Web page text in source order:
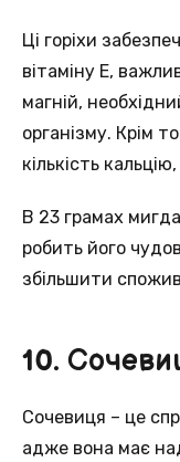
Ці горіхи
вітаміну Е,
магній,
організму. Крім
кількість
В 23 грамах
робить його
збільшити
10.
Сочевиця – це
адже вона має